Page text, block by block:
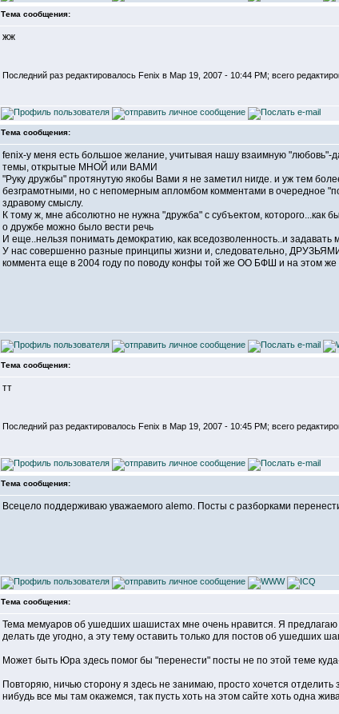
Тема сообщения:
жж
Последний раз редактировалось Fenix в Мар 19, 2007 - 10:44 PM; всего
Тема сообщения:
fenix-у меня есть большое желание, учитывая нашу взаимную "любовь"-
темы, открытые МНОЙ или ВАМИ
"Руку дружбы" протянутую якобы Вами я не заметил нигде. и уж тем
безграмотными, но с непомерным апломбом комментами в очередное
здравому смыслу.
К тому ж, мне абсолютно не нужна "дружба" с субъектом, которого...как
о дружбе можно было вести речь
И еще..нельзя понимать демократию, как вседозволенность..и
У нас совершенно разные принципы жизни и, следовательно,
коммента еще в 2004 году по поводу конфы той же ОО БФШ и на этом же
Тема сообщения:
тт
Последний раз редактировалось Fenix в Мар 19, 2007 - 10:45 PM; всего
Тема сообщения:
Всецело поддерживаю уважаемого alemo. Посты с разборками
Тема сообщения:
Тема мемуаров об ушедших шашистах мне очень нравится. Я предлагаю
делать где угодно, а эту тему оставить только для постов об ушедших
Может быть Юра здесь помог бы "перенести" посты не по этой теме
Повторяю, ничью сторону я здесь не занимаю, просто хочется
нибудь все мы там окажемся, так пусть хоть на этом сайте хоть одна